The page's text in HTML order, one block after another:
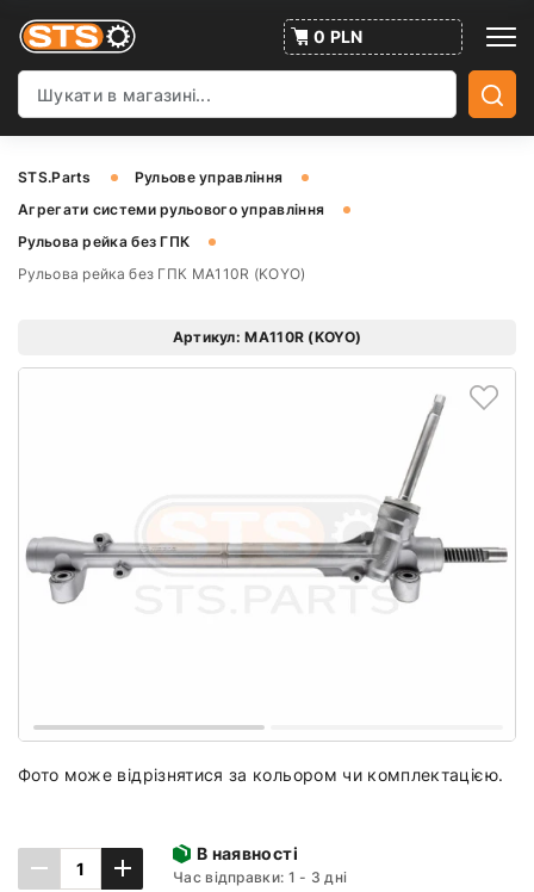
0 PLN
STS.Parts
Рульове управління
Агрегати системи рульового управління
Рульова рейка без ГПК
Рульова рейка без ГПК MA110R (KOYO)
Артикул: MA110R (KOYO)
Фото може відрізнятися за кольором чи комплектацією.
В наявності
Час відправки: 1 - 3 дні